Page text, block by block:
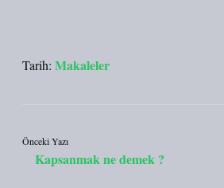
Tarih: Makaleler
Önceki Yazı
Kapsanmak ne demek ?